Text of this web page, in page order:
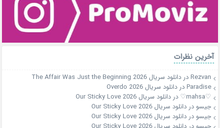
آخرین نظرات
Rezvanدردانلود سریال The Affair Was Just the Beginning 2026
Paradiseدردانلود سریال Overdo 2026
♡mahsa♡
دردانلود سریال Our Sticky Love 2026
جیسو دردانلود سریال Our Sticky Love 2026
جیسو دردانلود سریال Our Sticky Love 2026